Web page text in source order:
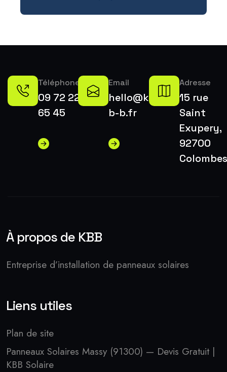
Téléphone
09 72 22
65 45
Email
hello@k-
b-b.fr
Adresse
15 rue
Saint
Exupery,
92700
Colombes
À propos de KBB
Entreprise d’installation de panneaux solaires
Liens utiles
Plan de site
Panneaux Solaires Massy (91300) — Devis Gratuit |
KBB Solaire